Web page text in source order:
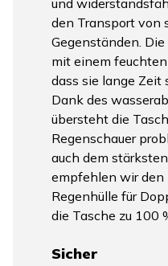
den Transport von
Gegenständen.
mit einem
dass sie lange Zeit
Dank des
übersteht die
Regenschauer
auch dem
empfehlen wir den
Regenhülle für
die Tasche zu 100
Sicher